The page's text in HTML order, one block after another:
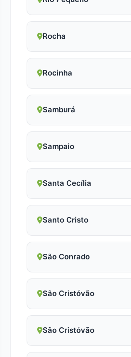
Rocha
Rocinha
Samburá
Sampaio
Santa Cecília
Santo Cristo
São Conrado
São Cristóvão
São Cristóvão